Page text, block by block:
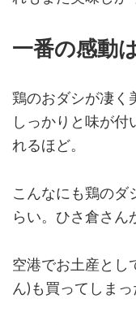
一番の感動
鶏のおダシが凄く
しっかりと味が付
れるほど。
こんなにも鶏のダ
らい。ひさ倉さん
空港でお土産とし
ん)も買ってしま